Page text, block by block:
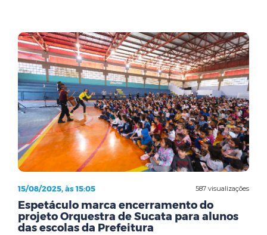
587 visualizações
15/08/2025, às 15:05
Espetáculo marca encerramento do
projeto Orquestra de Sucata para alunos
das escolas da Prefeitura